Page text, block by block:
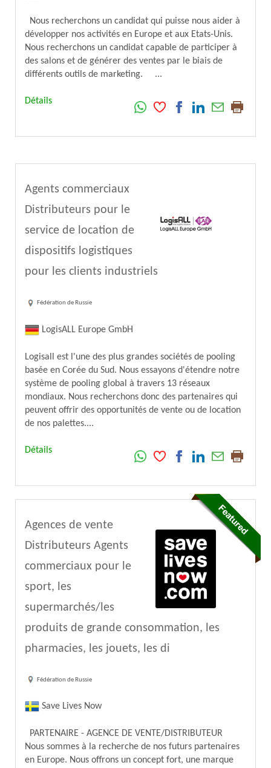
Nous recherchons un candidat qui puisse nous aider à
développer nos activités en Europe et aux Etats-Unis.
Nous recherchons un candidat capable de participer à
des salons et de générer des ventes par le biais de
différents outils de marketing. ...
Détails
Agents commerciaux
Distributeurs pour le
service de location de
dispositifs logistiques
pour les clients industriels
Fédération de Russie
LogisALL Europe GmbH
Logisall est l'une des plus grandes sociétés de pooling
basée en Corée du Sud. Nous essayons d'étendre notre
système de pooling global à travers 13 réseaux
mondiaux. Nous recherchons donc des partenaires qui
peuvent offrir des opportunités de vente ou de location
de nos palettes....
Détails
Agences de vente
Distributeurs Agents
commerciaux pour le
sport, les
supermarchés/les
produits de grande consommation, les
pharmacies, les jouets, les di
Fédération de Russie
Save Lives Now
PARTENAIRE - AGENCE DE VENTE/DISTRIBUTEUR
Nous sommes à la recherche de nos futurs partenaires
en Europe. Nous offrons un concept fort, une marque